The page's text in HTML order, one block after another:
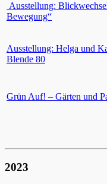
Ausstellung:
Bewegung“
Ausstellung: Helga und
Blende 80
Grün Auf! – Gärten und
2023